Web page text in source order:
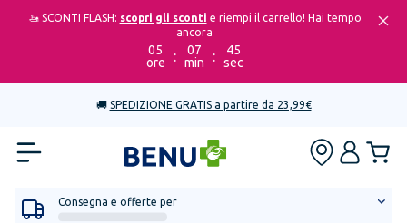
🚤 SCONTI FLASH: scopri gli sconti e riempi il carrello! Hai tempo
ancora
05
ore
:
07
min
:
45
sec
🚚 SPEDIZIONE GRATIS a partire da 23,99€
Consegna e offerte per